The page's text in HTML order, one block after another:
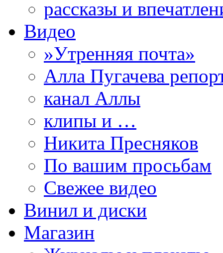
рассказы и
Видео
»Утренняя почта»
Алла Пугачева
канал Аллы
клипы и …
Никита Пресняков
По вашим просьбам
Свежее видео
Винил и диски
Магазин